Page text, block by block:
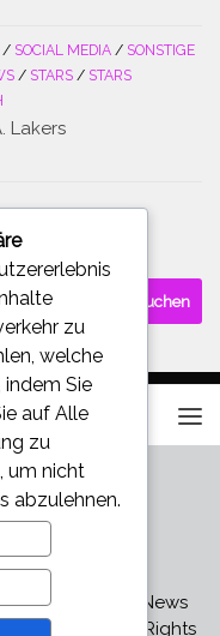
/ SOCIAL MEDIA / SONSTIGE
/ STARS / STARS
Lakers
Videos und News
© 2026. All Rights
zu
welche
indem Sie
auf Alle
zu
, um nicht
abzulehnen.